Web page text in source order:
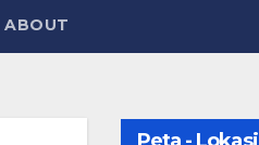
ABOUT